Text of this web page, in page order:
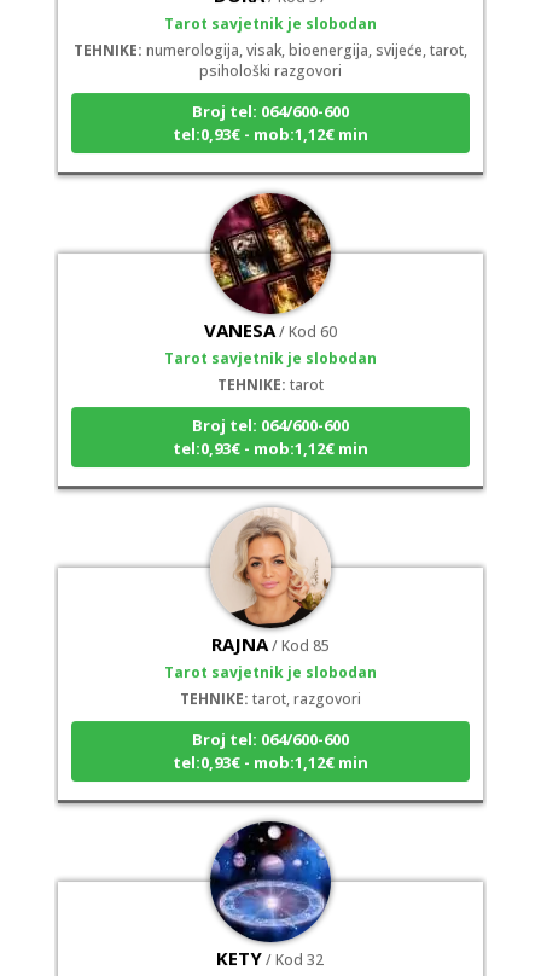
Tarot savjetnik je slobodan
numerologija, visak, bioenergija, svijeće, tarot,
psihološki razgovori
Broj tel: 064/600-600
tel:0,93€ - mob:1,12€ min
VANESA/ Kod 60
Tarot savjetnik je slobodan
TEHNIKE: tarot
Broj tel: 064/600-600
tel:0,93€ - mob:1,12€ min
RAJNA/ Kod 85
Tarot savjetnik je slobodan
TEHNIKE:
tarot, razgovori
Broj tel: 064/600-600
tel:0,93€ - mob:1,12€ min
KETY/ Kod 32